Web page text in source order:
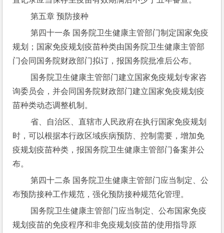
第五章 预防接种
第四十一条 国务院卫生健康主管部门制定国家免疫
规划；国家免疫规划疫苗种类由国务院卫生健康主管部
门会同国务院财政部门拟订，报国务院批准后公布。
询委员会，并会同国务院财政部门建立国家免疫规划疫
苗种类动态调整机制。
省、自治区、直辖市人民政府在执行国家免疫规划
时，可以根据本行政区域疾病预防、控制需要，增加免
疫规划疫苗种类，报国务院卫生健康主管部门备案并公
布。
第四十二条 国务院卫生健康主管部门应当制定、公
布预防接种工作规范，强化预防接种规范化管理。
规划疫苗的免疫程序和非免疫规划疫苗的使用指导原